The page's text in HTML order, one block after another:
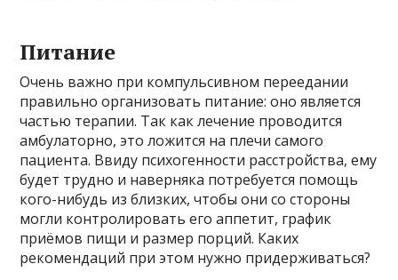
Питание
Очень важно при компульсивном переедании
правильно организовать питание: оно является
частью терапии. Так как лечение проводится
амбулаторно, это ложится на плечи самого
пациента. Ввиду психогенности расстройства, ему
будет трудно и наверняка потребуется помощь
кого-нибудь из близких, чтобы они со стороны
могли контролировать его аппетит, график
приёмов пищи и размер порций. Каких
рекомендаций при этом нужно придерживаться?